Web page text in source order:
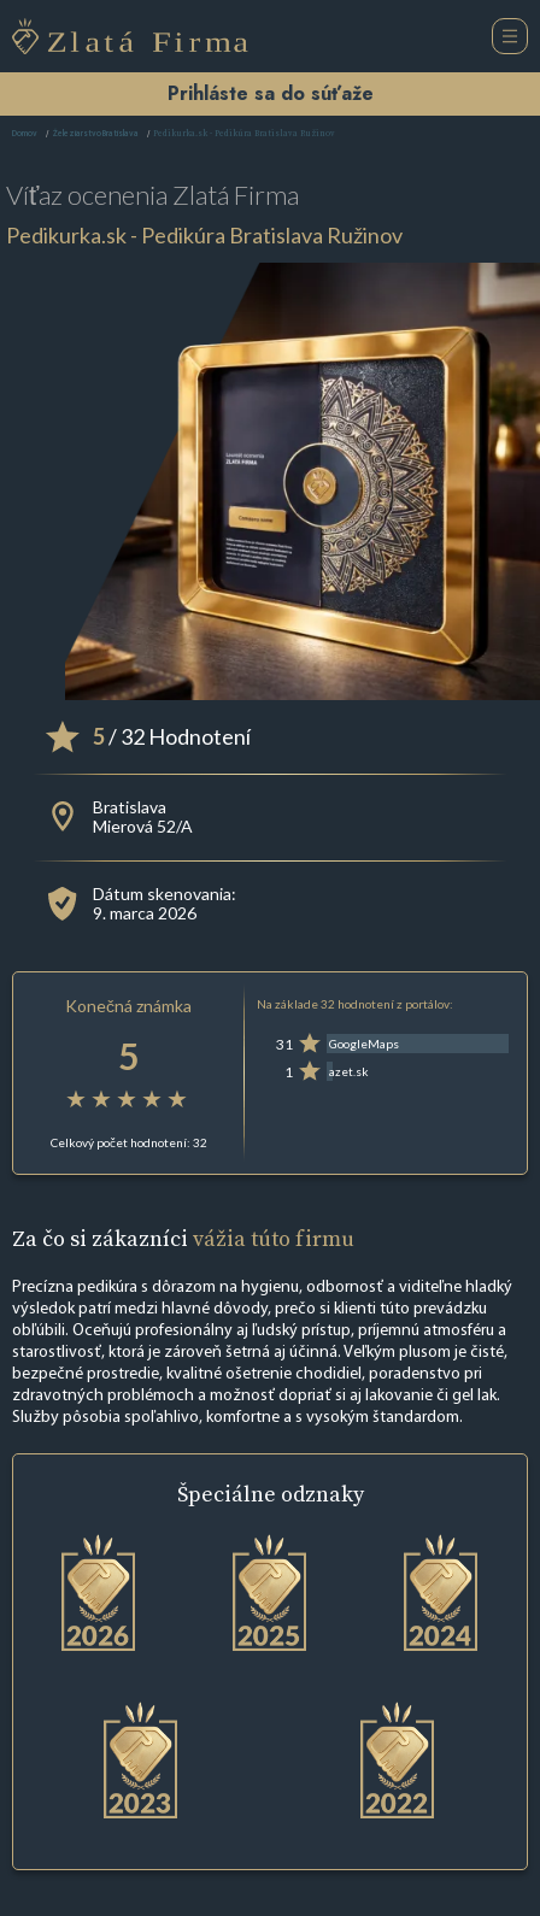
Prihláste sa do súťaže
Domov Železiarstvo Bratislava Pedikurka.sk - Pedikúra Bratislava Ružinov
Víťaz ocenenia Zlatá Firma
Pedikurka.sk - Pedikúra Bratislava Ružinov
5/ 32 Hodnotení
Bratislava
Mierová 52/A
Dátum skenovania:
9. marca 2026
Konečná známka
5
Celkový počet hodnotení: 32
Na základe 32 hodnotení z portálov:
31 GoogleMaps
1 azet.sk
Za čo si zákazníci vážia túto firmu
Precízna pedikúra s dôrazom na hygienu, odbornosť a viditeľne hladký
výsledok patrí medzi hlavné dôvody, prečo si klienti túto prevádzku
obľúbili. Oceňujú profesionálny aj ľudský prístup, príjemnú atmosféru a
starostlivosť, ktorá je zároveň šetrná aj účinná. Veľkým plusom je čisté,
bezpečné prostredie, kvalitné ošetrenie chodidiel, poradenstvo pri
zdravotných problémoch a možnosť dopriať si aj lakovanie či gel lak.
Služby pôsobia spoľahlivo, komfortne a s vysokým štandardom.
Špeciálne odznaky